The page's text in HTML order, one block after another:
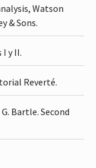
Watson
& Sons.
y II.
Reverté.
Bartle. Second